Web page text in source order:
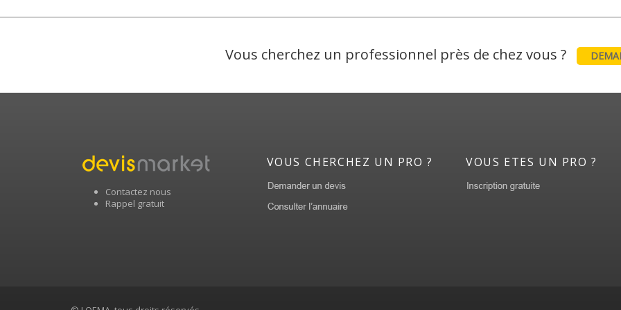
Vous cherchez un professionnel près de chez vous ?
Contactez nous
Rappel gratuit
VOUS CHERCHEZ UN PRO ? VOUS ETES UN PRO ?